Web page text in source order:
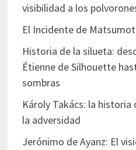
visibilidad a los
El Incidente de
Historia de la silueta:
Étienne de Silhouette
sombras
Károly Takács: la
la adversidad
Jerónimo de Ayanz: El